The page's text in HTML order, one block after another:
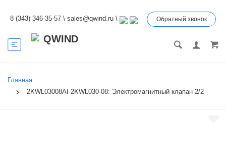
8 (343) 346-35-57 \ sales@qwind.ru \ Обратный звонок
Главная
2KWL03008AI 2KWL030-08: Электромагнитный клапан 2/2